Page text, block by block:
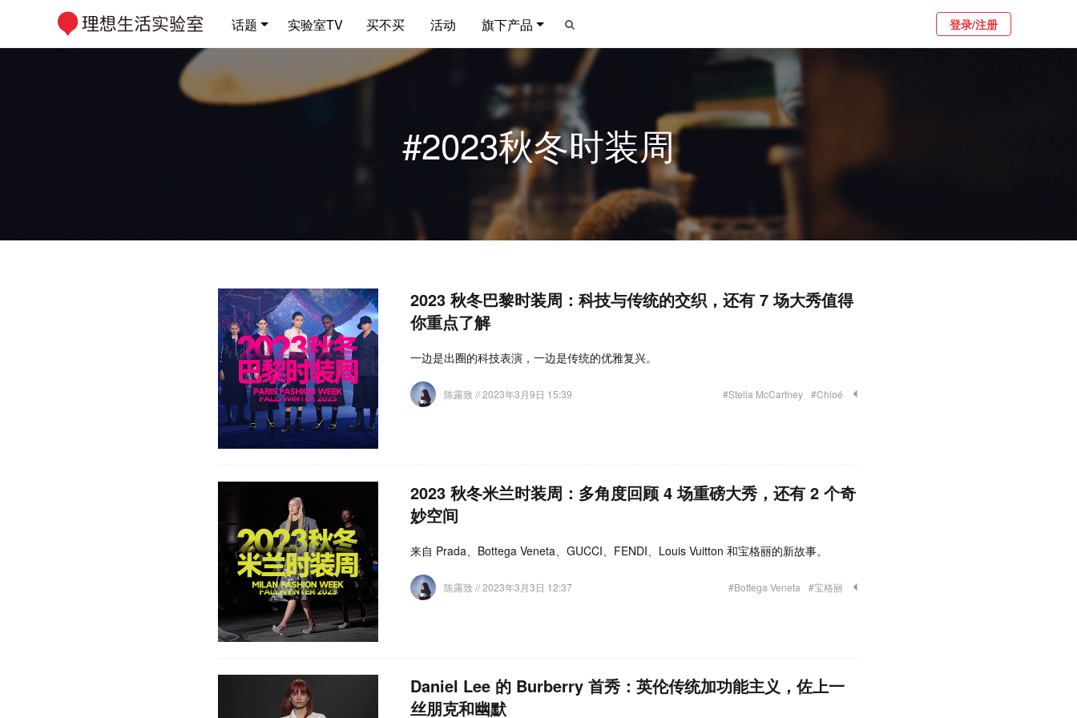
话题 实验室TV 买不买 活动 旗下产品 登录/注册
#2023秋冬时装周
2023 秋冬巴黎时装周：科技与传统的交织，还有 7 场大秀值得
你重点了解
一边是出圈的科技表演，一边是传统的优雅复兴。
陈露致// 2023年3月9日 15:39 #Stella McCartney #Chloé
2023 秋冬米兰时装周：多角度回顾 4 场重磅大秀，还有 2 个奇
妙空间
来自 Prada、Bottega Veneta、GUCCI、FENDI、Louis Vuitton 和宝格丽的新故事。
陈露致// 2023年3月3日 12:37 #Bottega Veneta #宝格丽
Daniel Lee 的 Burberry 首秀：英伦传统加功能主义，佐上一
丝朋克和幽默